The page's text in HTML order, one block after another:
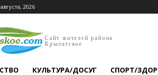
2026
Сайт жителей района
Крылатское
КУЛЬТУРА/ДОСУГ СПОРТ/